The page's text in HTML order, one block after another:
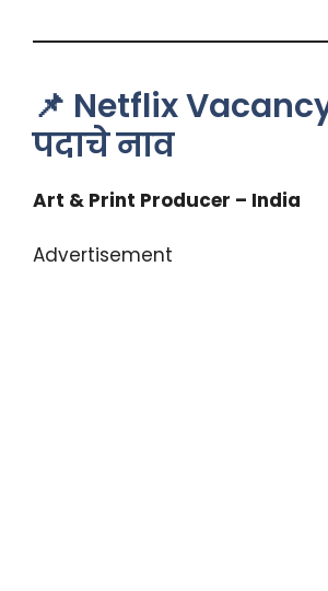
📌 Netflix
पदाचे नाव
Art & Print Producer – India
Advertisement